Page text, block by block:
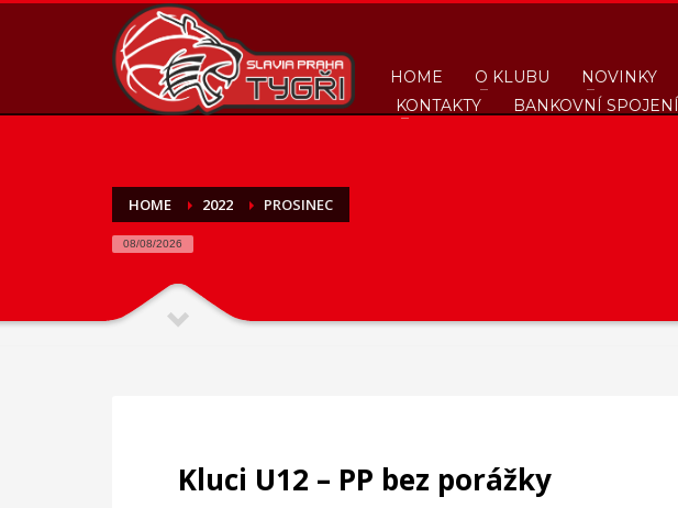
HOME O KLUBU NOVINKY
KONTAKTY
BANKOVNÍ SPOJENÍ
HOME 2022 PROSINEC
08/08/2026
Kluci U12 – PP bez porážky